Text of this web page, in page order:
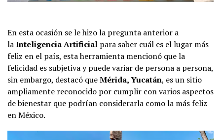
En esta ocasión se le hizo la pregunta anterior a
laInteligencia Artificial para saber cuál es el lugar más
feliz en el país, esta herramienta mencionó que la
felicidad es subjetiva y puede variar de persona a persona,
sin embargo, destacó queMérida, Yucatán, es un sitio
ampliamente reconocido por cumplir con varios aspectos
de bienestar que podrían considerarla como la más feliz
en México.